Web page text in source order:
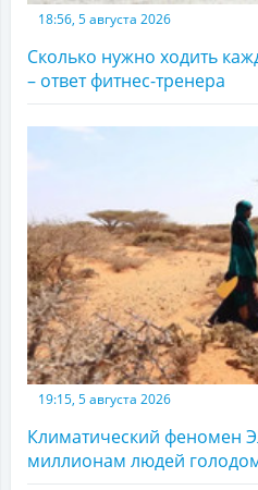
18:56, 5 августа 2026
Сколько нужно ходить
– ответ фитнес-тренера
19:15, 5 августа 2026
Климатический феномен
миллионам людей